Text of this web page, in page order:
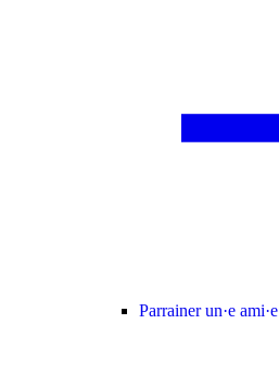
Parrainer un·e ami·e